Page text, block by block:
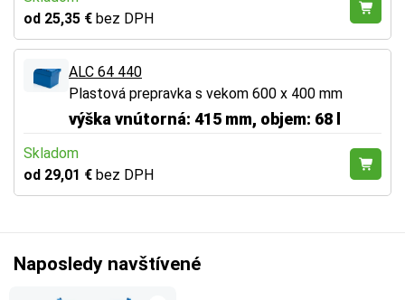
od 25,35 € bez DPH
ALC 64 440
Plastová prepravka s vekom 600 x 400 mm
výška vnútorná: 415 mm, objem: 68 l
Skladom
od 29,01 € bez DPH
Naposledy navštívené